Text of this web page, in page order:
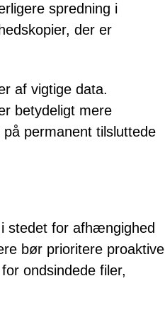
spredning i
der er
af vigtige data.
betydeligt mere
permanent tilsluttede
stedet for afhængighed
bør prioritere proaktive
ondsindede filer,